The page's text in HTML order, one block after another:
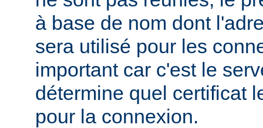
à base de nom dont
sera utilisé pour les
important car c'est le
détermine quel certificat
pour la connexion.